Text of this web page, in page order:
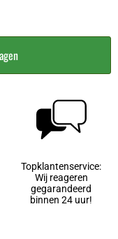
Topklantenservice:
Wij reageren
gegarandeerd
binnen 24 uur!